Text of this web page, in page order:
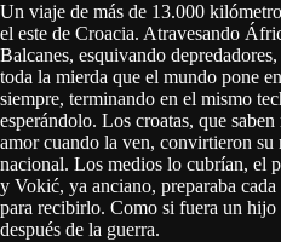
Un viaje de más de 13.000
el este de Croacia. Atravesando
Balcanes, esquivando
toda la mierda que el mundo pone
siempre, terminando en el mismo
esperándolo. Los croatas, que
amor cuando la ven, convirtieron su
nacional. Los medios lo cubrían, el
y Vokić, ya anciano, preparaba
para recibirlo. Como si fuera un hijo
después de la guerra.